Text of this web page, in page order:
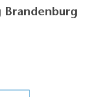
Brandenburg